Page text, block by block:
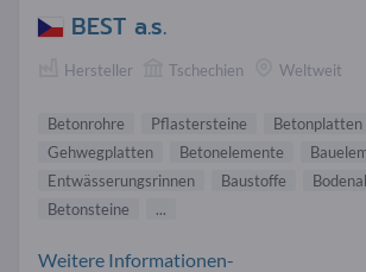
BEST a.s.
Hersteller Tschechien Weltweit
Betonrohre Pflastersteine
Betonplatten
Gehwegplatten
Betonelemente
Entwässerungsrinnen
Baustoffe
Betonsteine
...
Weitere Informationen-